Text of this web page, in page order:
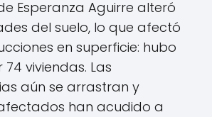
Esperanza Aguirre alteró
del suelo, lo que afectó
en superficie: hubo
viviendas. Las
aún se arrastran y
han acudido a